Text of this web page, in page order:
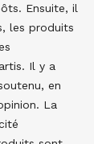
Ensuite, il
les produits
Il y a
en
La